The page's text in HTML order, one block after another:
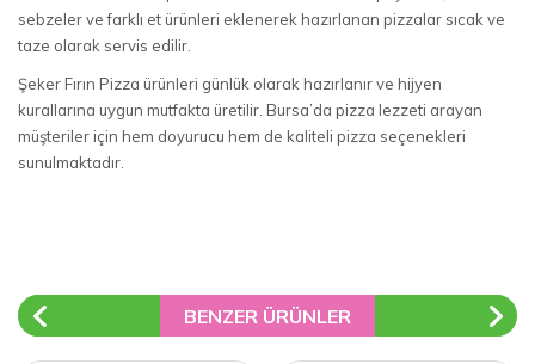
sebzeler ve farklı et ürünleri eklenerek hazırlanan pizzalar sıcak ve
taze olarak servis edilir.
Şeker Fırın Pizza ürünleri günlük olarak hazırlanır ve hijyen
kurallarına uygun mutfakta üretilir. Bursa’da pizza lezzeti arayan
müşteriler için hem doyurucu hem de kaliteli pizza seçenekleri
sunulmaktadır.
BENZER ÜRÜNLER